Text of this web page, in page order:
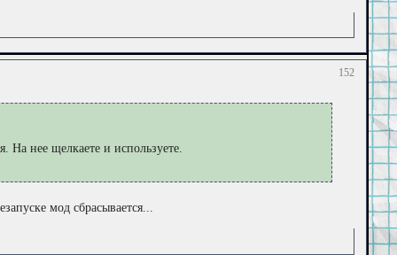
152
На нее щелкаете и используете.
мод сбрасывается...